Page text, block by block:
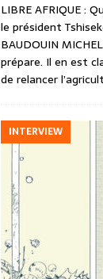
LIBRE AFRIQUE :
le président
BAUDOUIN
prépare. Il en est
de relancer
INTERVIEW